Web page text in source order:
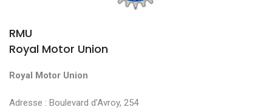
RMU
Royal Motor Union
Royal Motor Union
Adresse : Boulevard d'Avroy, 254